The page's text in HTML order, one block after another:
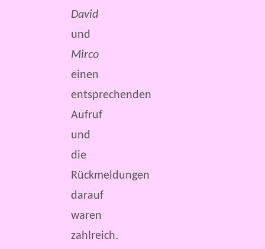
David
und
Mirco
einen
entsprechenden
Aufruf
und
die
Rückmeldungen
darauf
waren
zahlreich.